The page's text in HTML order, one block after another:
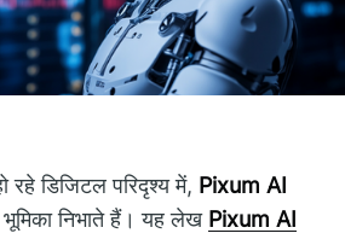
रहे डिजिटल परिदृश्य में, Pixum AI
निभाते हैं। यह लेख Pixum AI